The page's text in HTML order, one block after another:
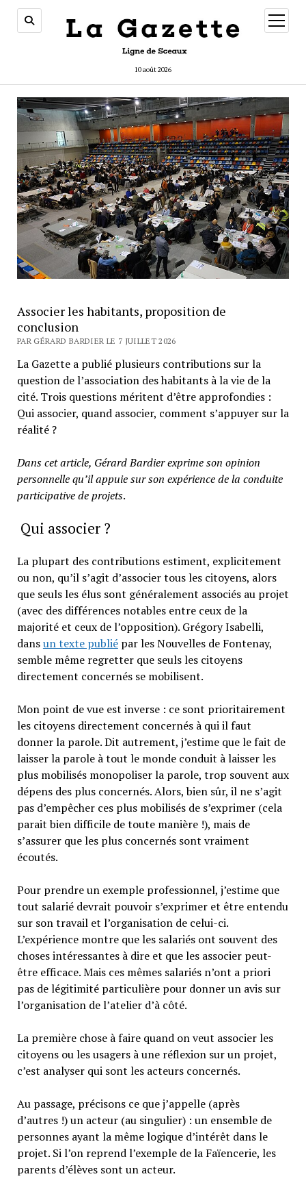
10 août 2026
ouvrir
menu
Associer les habitants, proposition de
conclusion
PAR GÉRARD BARDIER LE 7 JUILLET 2026
La Gazette a publié plusieurs contributions sur la
question de l’association des habitants à la vie de la
cité. Trois questions méritent d’être approfondies :
Qui associer, quand associer, comment s’appuyer sur la
réalité ?
Dans cet article, Gérard Bardier exprime son opinion
personnelle qu’il appuie sur son expérience de la conduite
participative de projets.
Qui associer ?
La plupart des contributions estiment, explicitement
ou non, qu’il s’agit d’associer tous les citoyens, alors
que seuls les élus sont généralement associés au projet
(avec des différences notables entre ceux de la
majorité et ceux de l’opposition). Grégory Isabelli,
dansun texte publiépar les Nouvelles de Fontenay,
semble même regretter que seuls les citoyens
directement concernés se mobilisent.
Mon point de vue est inverse : ce sont prioritairement
les citoyens directement concernés à qui il faut
donner la parole. Dit autrement, j’estime que le fait de
laisser la parole à tout le monde conduit à laisser les
plus mobilisés monopoliser la parole, trop souvent aux
dépens des plus concernés. Alors, bien sûr, il ne s’agit
pas d’empêcher ces plus mobilisés de s’exprimer (cela
parait bien difficile de toute manière !), mais de
s’assurer que les plus concernés sont vraiment
écoutés.
Pour prendre un exemple professionnel, j’estime que
tout salarié devrait pouvoir s’exprimer et être entendu
sur son travail et l’organisation de celui-ci.
L’expérience montre que les salariés ont souvent des
choses intéressantes à dire et que les associer peut-
être efficace. Mais ces mêmes salariés n’ont a priori
pas de légitimité particulière pour donner un avis sur
l’organisation de l’atelier d’à côté.
La première chose à faire quand on veut associer les
citoyens ou les usagers à une réflexion sur un projet,
c’est analyser qui sont les acteurs concernés.
Au passage, précisons ce que j’appelle (après
d’autres !) un acteur (au singulier) : un ensemble de
personnes ayant la même logique d’intérêt dans le
projet. Si l’on reprend l’exemple de la Faïencerie, les
parents d’élèves sont un acteur.